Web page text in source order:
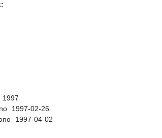
1997
1997-02-26
1997-04-02